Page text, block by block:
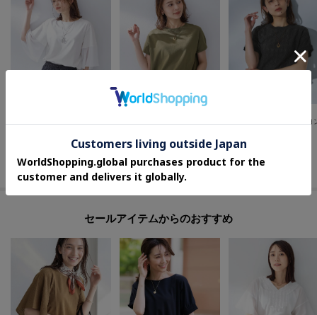
さらに10%OFF
30%OFF
さらに10%OFF
30%OFF
さらに15%OFF
セールアイテムからのおすすめ